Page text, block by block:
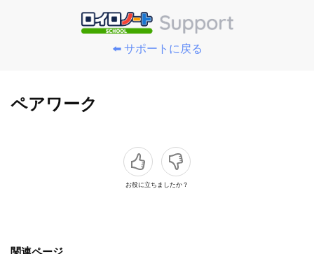
⬅️ サポートに戻る
ペアワーク
お役に立ちましたか？
関連ページ